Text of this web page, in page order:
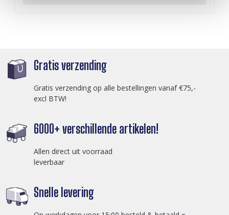
Gratis verzending
Gratis verzending op alle bestellingen vanaf €75,-
excl BTW!
6000+ verschillende artikelen!
Allen direct uit voorraad
leverbaar
Snelle levering